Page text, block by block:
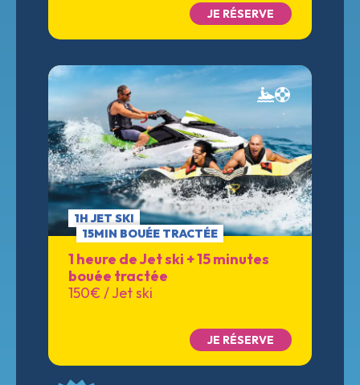
JE RÉSERVE
1H JET SKI
15MIN BOUÉE TRACTÉE
1 heure de Jet ski + 15 minutes
bouée tractée
150€ / Jet ski
JE RÉSERVE